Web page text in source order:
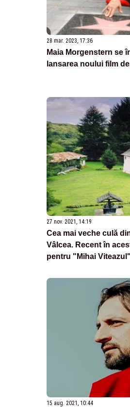
28 mar. 2023, 17:36
Maia Morgenstern se
lansarea noului film
27 nov. 2021, 14:19
Cea mai veche culă
Vâlcea. Recent în
pentru "Mihai Viteazul"
15 aug. 2021, 10:44